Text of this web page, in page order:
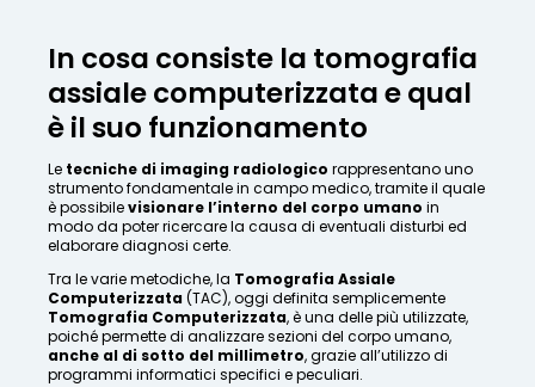
In cosa consiste la tomografia
assiale computerizzata e qual
è il suo funzionamento
Le tecniche di imaging radiologico rappresentano uno
strumento fondamentale in campo medico, tramite il quale
è possibilevisionare l’interno del corpo umano in
modo da poter ricercare la causa di eventuali disturbi ed
elaborare diagnosi certe.
Tra le varie metodiche, la Tomografia Assiale
Computerizzata(TAC), oggi definita semplicemente
Tomografia Computerizzata, è una delle più utilizzate,
poiché permette di analizzare sezioni del corpo umano,
anche al di sotto del millimetro, grazie all’utilizzo di
programmi informatici specifici e peculiari.